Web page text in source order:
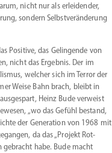
nicht nur als erlei­dender,
sondern Selbst­ver­än­derung
Positive, das Gelin­gende von
nicht das Ergebnis. Der im
welcher sich im Terror der
Weise Bahn brach, bleibt in
Heinz Bude verweist
„wo das Gefühl bestand,
der Generation von 1968 mit
da das „Projekt Rot-
habe. Bude macht